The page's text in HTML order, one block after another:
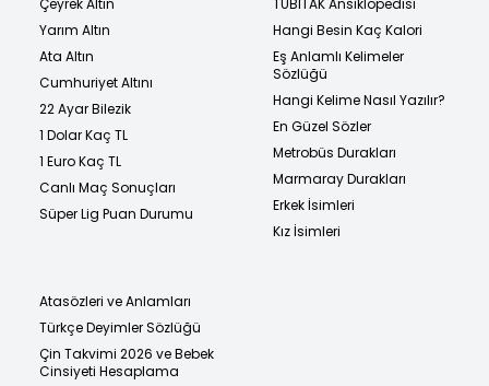
Yarım Altın
Ata Altın
Cumhuriyet Altını
22 Ayar Bilezik
1 Dolar Kaç TL
1 Euro Kaç TL
Canlı Maç Sonuçları
Süper Lig Puan Durumu
Hangi Besin Kaç Kalori
Eş Anlamlı Kelimeler
Sözlüğü
Hangi Kelime Nasıl Yazılır?
En Güzel Sözler
Metrobüs Durakları
Marmaray Durakları
Erkek İsimleri
Kız İsimleri
Atasözleri ve Anlamları
Türkçe Deyimler Sözlüğü
Çin Takvimi 2026 ve Bebek
Cinsiyeti Hesaplama